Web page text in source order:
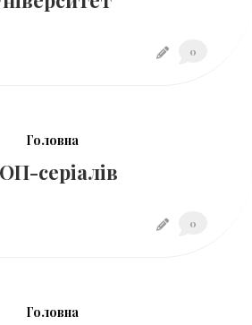
0
Головна
серіалів
0
Головна